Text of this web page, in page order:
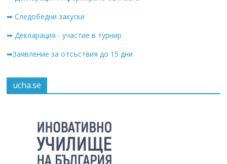
➡ Следобедни закуски
➡ Декларация - участие в турнир
➡Заявление за отсъствия до 15 дни
ucha.se